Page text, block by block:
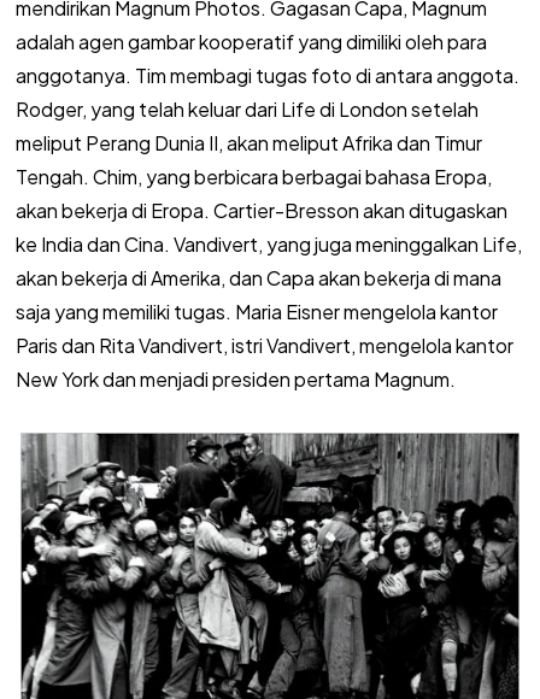
mendirikan Magnum Photos. Gagasan Capa, Magnum
adalah agen gambar kooperatif yang dimiliki oleh para
anggotanya. Tim membagi tugas foto di antara anggota.
Rodger, yang telah keluar dari Life di London setelah
meliput Perang Dunia II, akan meliput Afrika dan Timur
Tengah. Chim, yang berbicara berbagai bahasa Eropa,
akan bekerja di Eropa. Cartier-Bresson akan ditugaskan
ke India dan Cina. Vandivert, yang juga meninggalkan Life,
akan bekerja di Amerika, dan Capa akan bekerja di mana
saja yang memiliki tugas. Maria Eisner mengelola kantor
Paris dan Rita Vandivert, istri Vandivert, mengelola kantor
New York dan menjadi presiden pertama Magnum.